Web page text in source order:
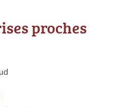
proches